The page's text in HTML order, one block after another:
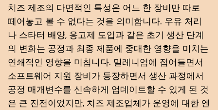
치즈 제조의 다면적인 특성은 어느 한 장비만 따로
떼어놓고 볼 수 없다는 것을 의미합니다. 우유 처리
나 스타터 배양, 응고제 도입과 같은 초기 생산 단계
의 변화는 공정과 최종 제품에 중대한 영향을 미치는
연쇄적인 영향을 미칩니다. 밀레니엄에 접어들면서
소프트웨어 지원 장비가 등장하면서 생산 과정에서
공정 매개변수를 신속하게 업데이트할 수 있게 된 것
은 큰 진전이었지만, 치즈 제조업체가 운영에 대한 엔